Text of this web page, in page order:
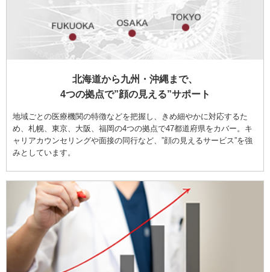
北海道から九州・沖縄まで、
4つの拠点で”顔の見える”サポート
地域ごとの医療機関の特徴などを把握し、きめ細やかに対応するた
め、札幌、東京、大阪、福岡の4つの拠点で47都道府県をカバー。キ
ャリアカウンセリングや面接の同行など、”顔の見えるサービス”を強
みとしています。